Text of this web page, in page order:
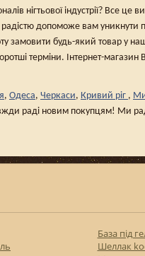
нігтьової індустрії? Все
допоможе вам уникнути
замовити будь-який товар у
терміни. Інтернет-магазин
, Одеса, Черкаси, Кривий ріг ,
раді новим покупцям! Ми
База під
Шеллак